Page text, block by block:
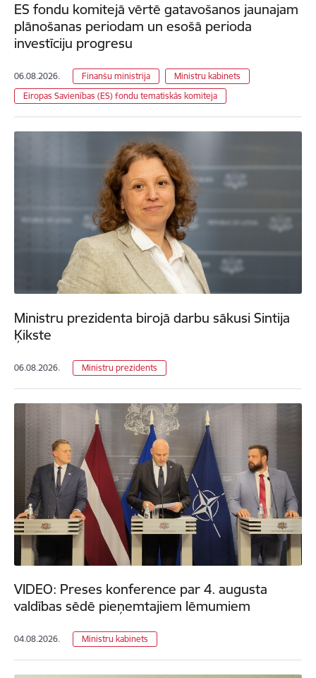
ES fondu komitejā vērtē gatavošanos jaunajam
plānošanas periodam un esošā perioda
investīciju progresu
06.08.2026. Finanšu ministrija
Ministru kabinets
Eiropas Savienības (ES) fondu tematiskās komiteja
Ministru prezidenta birojā darbu sākusi Sintija
Ķikste
06.08.2026. Ministru prezidents
VIDEO: Preses konference par 4. augusta
valdības sēdē pieņemtajiem lēmumiem
04.08.2026. Ministru kabinets